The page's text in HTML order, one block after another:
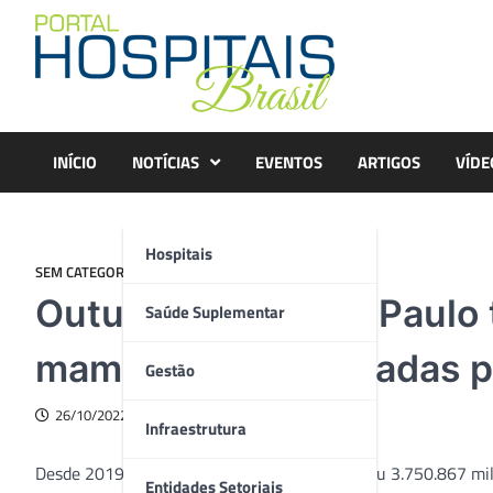
content
INÍCIO NOTÍCIAS
Hospitais
Saúde Suplementar
Gestão
Infraestrutura
Entidades Setoriais
EVENTOS ARTIGOS
SEM CATEGORIA
Outubro Rosa: São
mamografias realizadas
26/10/2022
Desde 2019, o estado de São Paulo já registrou 3.750.867